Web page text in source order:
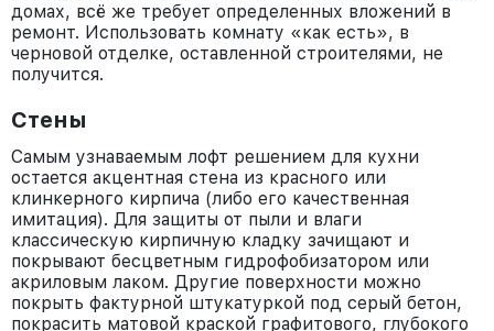
домах, всё же требует определенных вложений в
ремонт. Использовать комнату «как есть», в
черновой отделке, оставленной строителями, не
получится.
Стены
Самым узнаваемым лофт решением для кухни
остается акцентная стена из красного или
клинкерного кирпича (либо его качественная
имитация). Для защиты от пыли и влаги
классическую кирпичную кладку зачищают и
покрывают бесцветным гидрофобизатором или
акриловым лаком. Другие поверхности можно
покрыть фактурной штукатуркой под серый бетон,
покрасить матовой краской графитового, глубокого